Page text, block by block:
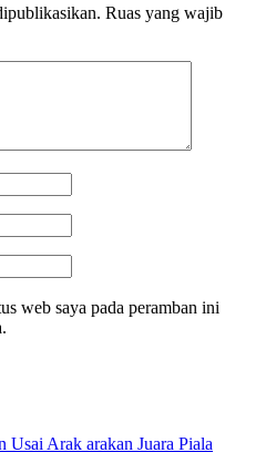
Ruas yang wajib
web saya pada peramban ini